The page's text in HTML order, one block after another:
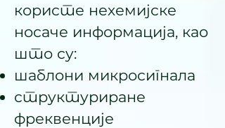
користе нехемијске
носаче информација, као
што су:
шаблони микросигнала
структуриране
фреквенције